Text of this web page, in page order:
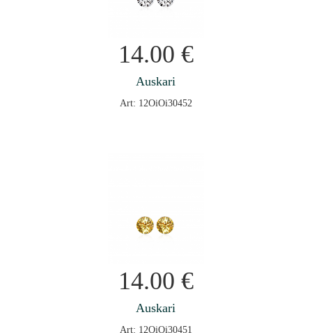
14.00 €
Auskari
Art: 12OiOi30452
14.00 €
Auskari
Art: 12OiOi30451